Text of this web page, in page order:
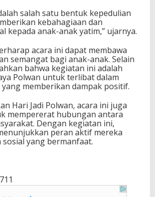
salah satu bentuk kepedulian
kebahagiaan dan
kepada anak-anak yatim,” ujarnya.
acara ini dapat membawa
semangat bagi anak-anak. Selain
bahwa kegiatan ini adalah
Polwan untuk terlibat dalam
memberikan dampak positif.
Hari Jadi Polwan, acara ini juga
mempererat hubungan antara
Dengan kegiatan ini,
peran aktif mereka
yang bermanfaat.
711